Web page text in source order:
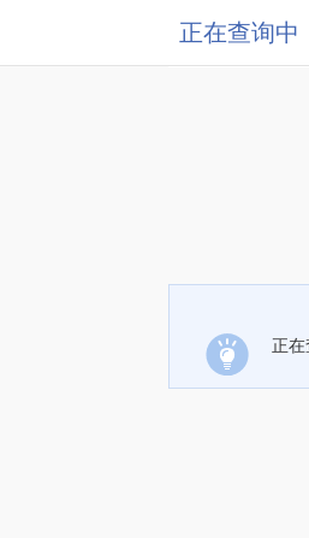
正在查询中
正在